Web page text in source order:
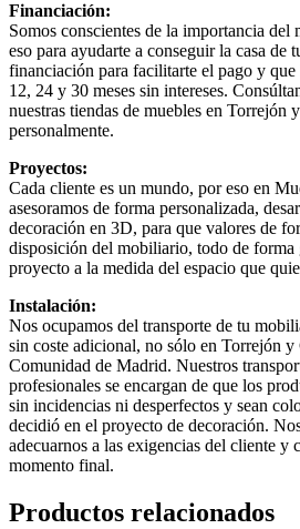
Financiación:
Somos conscientes de la importancia
eso para ayudarte a conseguir la casa de
financiación para facilitarte el pago y que
12, 24 y 30 meses sin intereses.
nuestras tiendas de muebles en Torrejón
personalmente.
Proyectos:
Cada cliente es un mundo, por eso en
asesoramos de forma personalizada,
decoración en 3D, para que valores de
disposición del mobiliario, todo de forma
proyecto a la medida del espacio que
Instalación:
Nos ocupamos del transporte de tu
sin coste adicional, no sólo en Torrejón y
Comunidad de Madrid. Nuestros
profesionales se encargan de que los
sin incidencias ni desperfectos y sean
decidió en el proyecto de decoración.
adecuarnos a las exigencias del cliente y
momento final.
Productos relacionados